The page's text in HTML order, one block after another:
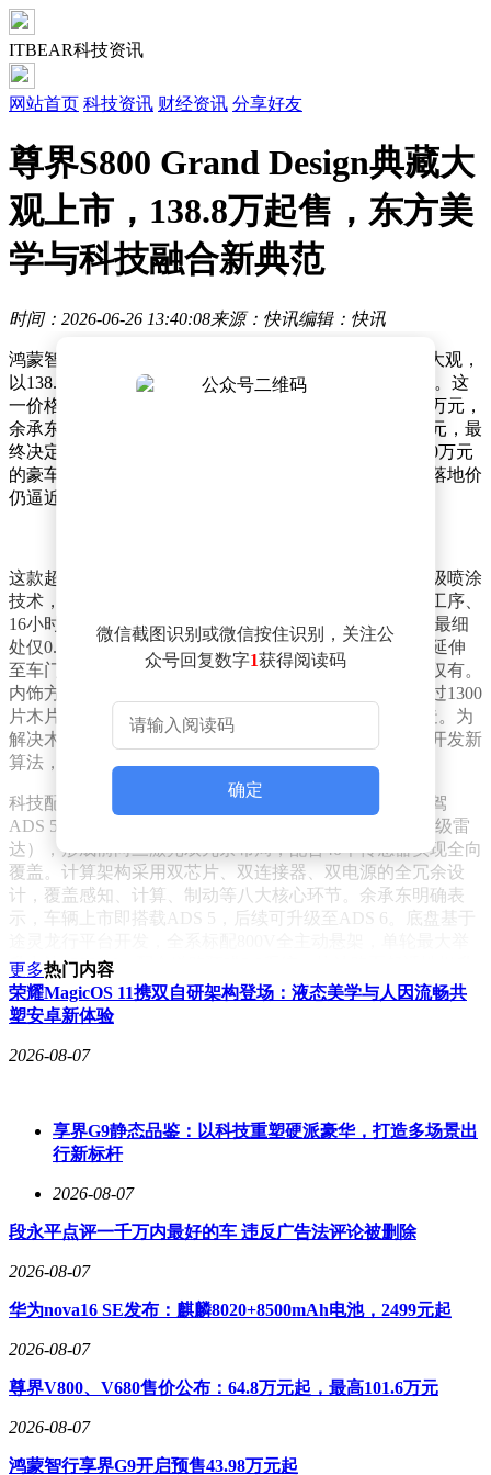
ITBEAR科技资讯
网站首页 科技资讯 财经资讯 分享好友
尊界S800 Grand Design典藏大
观上市，138.8万起售，东方美
学与科技融合新典范
时间：2026-06-26 13:40:08来源：快讯编辑：快讯
鸿蒙智行旗下尊界品牌近日推出S800 Grand Design典藏大观，
以138.8万元的统一售价开启增程与纯电双版本同步销售。这
一价格较此前160万至200万元的预售区间大幅下调超21万元，
余承东在发布会上透露，内部原计划定价168万至188万元，最
终决定让利消费者。尽管指导价看似亲民，但因超过130万元
的豪车税起征点，叠加购置税与保险费用后，顶配车型落地价
仍逼近200万元。
这款超豪华轿车在工艺上堪称极致。车身采用7涂5烤顶级喷涂
技术，搭配21英寸双拼色锻造轮毂，每只轮毂需经10道工序、
16小时手工打磨。最引人注目的是4.5米长的金色腰线，最细
处仅0.5毫米，全程手工打磨精度控制在±0.1毫米，甚至延伸
至车门内侧——余承东强调，这种精度在量产车中绝无仅有。
内饰方面，18处真木饰板采用传统细木镶嵌工艺，由超过1300
片木片与138块黄铜饰件拼接而成，历经10余道工序打造。为
解决木质方向盘对智驾离手检测的干扰，研发团队专门开发新
算法，实现信号精准穿透。
科技配置同样达到行业巅峰。典藏大观首搭华为乾崑智驾
ADS 5系统，配备6颗激光雷达（含1颗896线双光路图像级雷
达），形成前向三激光双冗余布局，配合40个传感器实现全向
覆盖。计算架构采用双芯片、双连接器、双电源的全冗余设
计，覆盖感知、计算、制动等八大核心环节。余承东明确表
示，车辆上市即搭载ADS 5，后续可升级至ADS 6。底盘基于
升力达12000N，配合道路预瞄2.0系统，坑洼路面舒适性提升
80%，过弯侧倾角降低85%，后轮转向±12°的设计让5.48米长
的车身转弯半径仅5.05米。
1200km；纯电版搭载双电机，功率390kW，配备120kWh宁德
时代三元锂电池，CLTC续航780km。价格策略上，138.8万元
板，满配价格达161.8万元，再加豪车税与购置税约28万元、
车险5万元，最终落地价约196万元。
市场表现印证了超豪华市场的潜力。尊界S800上市13个月累
列。新车将于8月底启动交付，其成功不仅在于技术突破，更
漆配色，到龙腾四海、马到成功等四种吉祥图腾内饰选项，处
处彰显文化自信。正如余承东所言："这不仅是辆车，更是移
微信截图识别或微信按住识别，关注公
众号回复数字1获得阅读码
确定
更多热门内容
荣耀MagicOS 11携双自研架构登场：液态美学与人因流畅共
塑安卓新体验
2026-08-07
享界G9静态品鉴：以科技重塑硬派豪华，打造多场景出
行新标杆
2026-08-07
段永平点评一千万内最好的车 违反广告法评论被删除
2026-08-07
华为nova16 SE发布：麒麟8020+8500mAh电池，2499元起
2026-08-07
尊界V800、V680售价公布：64.8万元起，最高101.6万元
2026-08-07
鸿蒙智行享界G9开启预售43.98万元起